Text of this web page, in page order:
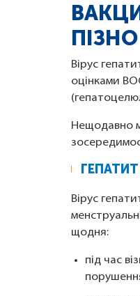
Вірус
оцінками
Нещодавно
Вірус
щодня:
під час